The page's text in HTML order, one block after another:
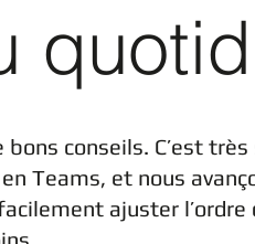
conseils. C’est
Teams, et nous
ajuster l’ordre